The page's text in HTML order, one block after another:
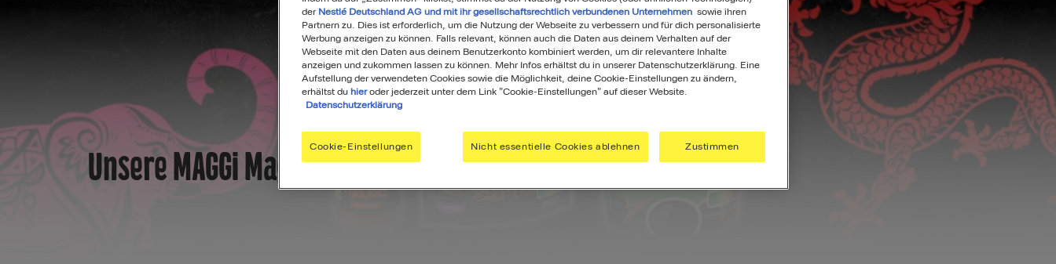
Unsere MAGGI Magic Asia Produkte
der Nestlé Deutschland AG und mit ihr gesellschaftsrechtlich verbundenen Unternehmen sowie ihren
Partnern zu. Dies ist erforderlich, um die Nutzung der Webseite zu verbessern und für dich personalisierte
Werbung anzeigen zu können. Falls relevant, können auch die Daten aus deinem Verhalten auf der
Webseite mit den Daten aus deinem Benutzerkonto kombiniert werden, um dir relevantere Inhalte
anzeigen und zukommen lassen zu können. Mehr Infos erhältst du in unserer Datenschutzerklärung. Eine
Aufstellung der verwendeten Cookies sowie die Möglichkeit, deine Cookie-Einstellungen zu ändern,
erhältst du hieroder jederzeit unter dem Link "Cookie-Einstellungen" auf dieser Website.
Datenschutzerklärung
Cookie-Einstellungen Nicht essentielle Cookies ablehnen Zustimmen